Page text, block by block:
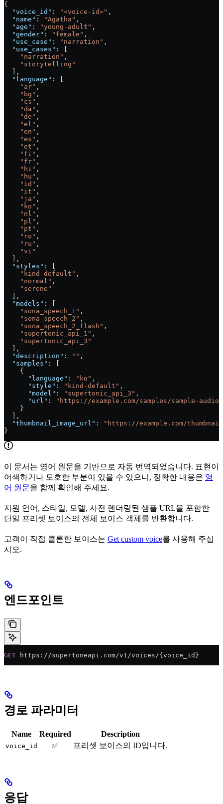
{
  "voice_id"
: "<voice-id>" ,
  "name"
: "Agatha" ,
  "age"
: "young-adult" ,
  "gender"
: "female" ,
  "use_case"
: "narration" ,
  "use_cases"
: [
    "narration"
,
    "storytelling"
  ],
  "language"
: [
    "ar"
,
    "bg"
,
    "cs"
,
    "da"
,
    "de"
,
    "el"
,
    "en"
,
    "es"
,
    "et"
,
    "fi"
,
    "fr"
,
    "hi"
,
    "hu"
,
    "id"
,
    "it"
,
    "ja"
,
    "ko"
,
    "nl"
,
    "pl"
,
    "pt"
,
    "ro"
,
    "ru"
,
    "vi"
  ],
  "styles"
: [
    "kind-default"
,
    "normal"
,
    "serene"
  ],
  "models"
: [
    "sona_speech_1"
,
    "sona_speech_2"
,
    "sona_speech_2_flash"
,
    "supertonic_api_1"
,
    "supertonic_api_3"
  ],
  "description"
: "" ,
  "samples"
: [
    {
      "language"
: "ko" ,
      "style"
: "kind-default" ,
      "model"
: "supertonic_api_3" ,
      "url"
:
"https://example.com/samples/sample-
    }
  ],
  "thumbnail_image_url"
:
"https://example.com/
}
이 문서는 영어 원문을 기반으로 자동 번역되었습니다. 표현이
어색하거나 모호한 부분이 있을 수 있으니, 정확한 내용은 영
어 원문을 함께 확인해 주세요.
지원 언어, 스타일, 모델, 사전 렌더링된 샘플 URL을 포함한
단일 프리셋 보이스의 전체 보이스 객체를 반환합니다.
고객이 직접 클론한 보이스는 Get custom voice를 사용해 주십
시오.
엔드포인트
GET https://supertoneapi.com/v1/voices/{voice_id}
경로 파라미터
Name Required Description
voice_id ✅ 프리셋 보이스의 ID입니다.
응답